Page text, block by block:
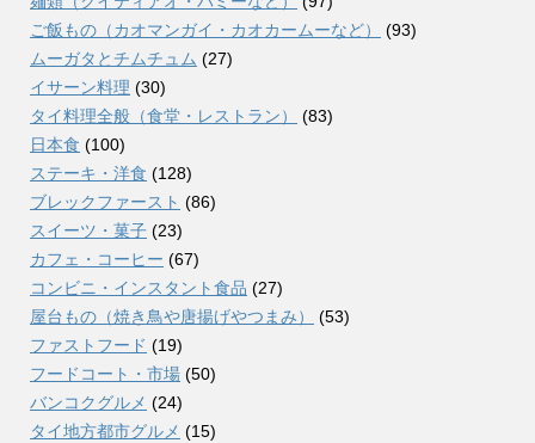
ご飯もの（カオマンガイ・カオカームーなど）
(93)
ムーガタとチムチュム (27)
イサーン料理 (30)
タイ料理全般（食堂・レストラン）
(83)
日本食 (100)
ステーキ・洋食 (128)
ブレックファースト (86)
スイーツ・菓子 (23)
カフェ・コーヒー (67)
コンビニ・インスタント食品 (27)
屋台もの（焼き鳥や唐揚げやつまみ）
(53)
ファストフード (19)
フードコート・市場 (50)
バンコクグルメ (24)
タイ地方都市グルメ (15)